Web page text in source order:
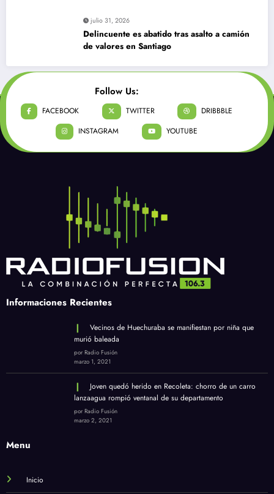
julio 31, 2026
Delincuente es abatido tras asalto a camión
de valores en Santiago
Follow Us:
FACEBOOK TWITTER
DRIBBBLE
INSTAGRAM
YOUTUBE
Informaciones Recientes
Vecinos de Huechuraba se manifiestan por niña que
murió baleada
por Radio Fusión
marzo 1, 2021
Joven quedó herido en Recoleta: chorro de un carro
lanzaagua rompió ventanal de su departamento
por Radio Fusión
marzo 2, 2021
Menu
Inicio